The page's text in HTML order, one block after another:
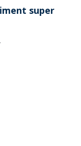
super